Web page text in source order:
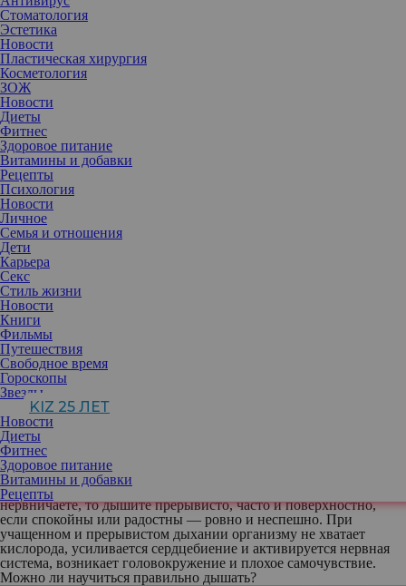
Стоматология
Эстетика
Новости
Пластическая хирургия
Косметология
ЗОЖ
Новости
Диеты
Фитнес
Здоровое питание
Витамины и добавки
Рецепты
Психология
Новости
Личное
Семья и отношения
Дети
Карьера
Секс
Стиль жизни
Новости
Книги
Фильмы
Путешествия
Свободное время
Гороскопы
Звезды
KIZ 25 ЛЕТ
Новости
Диеты
Фитнес
Здоровое питание
Витамины и добавки
Рецепты
Рассказываем о том, какую роль играют дыхательные мыщцы в
самочувствии, и как их тренировка поможет научиться
справляться со стрессом.
Анна Бадовская, cоздатель спортивного
устройства для тренировки дыхания O2IN
Дыхание — естественный и неосознанный процесс организма.
В течение дня человек совершает до 20 000 вдохов и выдохов,
обеспечивая поступление в организм кислорода и углекислого
газа. То, как это происходит, влияет на самочувствие и
работоспособность.
Чаще всего мы даже не замечаем, как может меняться ритм
дыхания из-за тревог и стрессов. Исследования показали, что
дыхание напрямую связано с эмоциями. Когда вы испуганы или
нервничаете, то дышите прерывисто, часто и поверхностно,
если спокойны или радостны — ровно и неспешно. При
учащенном и прерывистом дыхании организму не хватает
кислорода, усиливается сердцебиение и активируется нервная
система, возникает головокружение и плохое самочувствие.
Можно ли научиться правильно дышать?